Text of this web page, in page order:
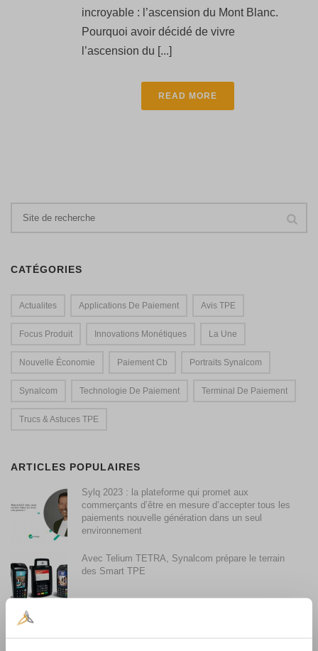
incroyable : l’ascension du Mont Blanc.
Pourquoi avoir décidé de vivre
l’ascension du [...]
READ MORE
CATÉGORIES
Actualites Applications De Paiement Avis TPE
Focus Produit Innovations Monétiques La Une
Nouvelle Économie Paiement Cb Portraits Synalcom
Synalcom Technologie De Paiement Terminal De Paiement
Trucs & Astuces TPE
ARTICLES POPULAIRES
Sylq 2023 : la plateforme qui promet aux
commerçants d’être en mesure d’accepter tous les
paiements nouvelle génération dans un seul
environnement
Avec Telium TETRA, Synalcom prépare le terrain
des Smart TPE